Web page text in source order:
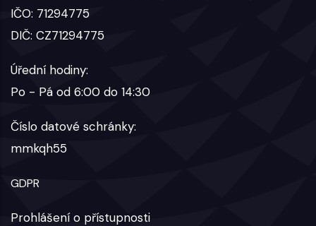
IČO: 71294775
DIČ: CZ71294775
Úřední hodiny:
Po - Pá od 6:00 do 14:30
Číslo datové schránky:
mmkqh55
GDPR
Prohlášení o přístupnosti